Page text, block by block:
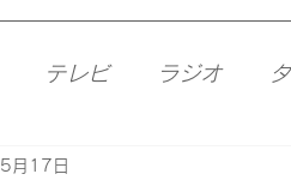
テレビ ラジオ
5月17日